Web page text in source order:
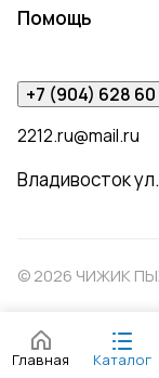
Главная Каталог
Помощь
+7 (904) 628 60
2212.ru@mail.ru
Владивосток
© 2026 ЧИЖИК